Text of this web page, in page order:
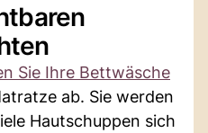
Sie Ihre Bettwäsche
ab. Sie werden
Hautschuppen sich